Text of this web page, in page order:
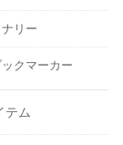
リー
クマーカー
テム